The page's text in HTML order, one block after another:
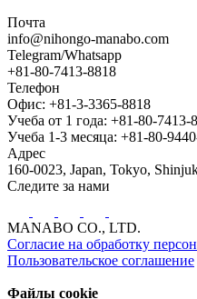
Почта
info@nihongo-manabo.com
Telegram/Whatsapp
+81-80-7413-8818
Телефон
Офис: +81-3-3365-8818
Учеба от 1 года: +81-80-7413-
Учеба 1-3 месяца: +81-80-
Адрес
160-0023, Japan, Tokyo,
Следите за нами
MANABO CO., LTD.
Согласие на обработку
Пользовательское соглашение
Файлы cookie